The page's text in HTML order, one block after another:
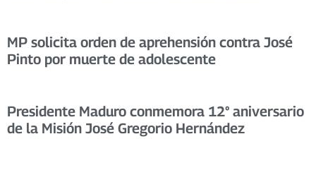
MP solicita orden de aprehensión contra José
Pinto por muerte de adolescente
Presidente Maduro conmemora 12° aniversario
de la Misión José Gregorio Hernández